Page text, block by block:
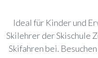
Ideal für Kinder und
Skilehrer der Skischule
Skifahren bei.